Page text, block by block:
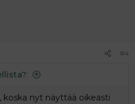
#4
:
koska nyt näyttää oikeasti